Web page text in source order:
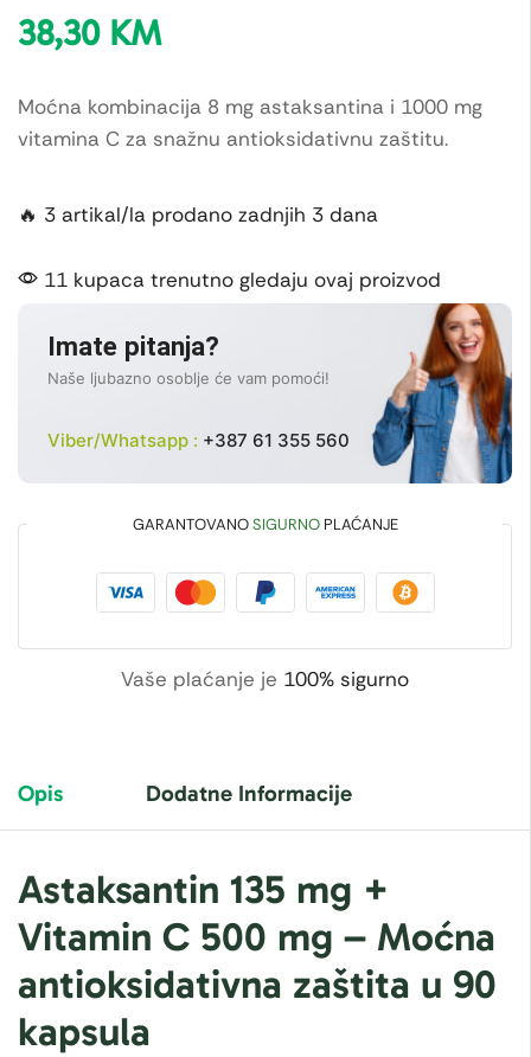
38,30 KM
Moćna kombinacija 8 mg astaksantina i 1000 mg
vitamina C za snažnu antioksidativnu zaštitu.
🔥 3 artikal/la prodano zadnjih 3 dana
11 kupaca trenutno gledaju ovaj proizvod
Imate pitanja?
Naše ljubazno osoblje će vam pomoći!
Viber/Whatsapp : +387 61 355 560
GARANTOVANOSIGURNOPLAĆANJE
Vaše plaćanje je 100% sigurno
Opis Dodatne Informacije
Astaksantin 135 mg +
Vitamin C 500 mg – Moćna
antioksidativna zaštita u 90
kapsula